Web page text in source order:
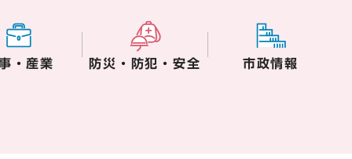
・産業 防災・防犯・安全 市政情報